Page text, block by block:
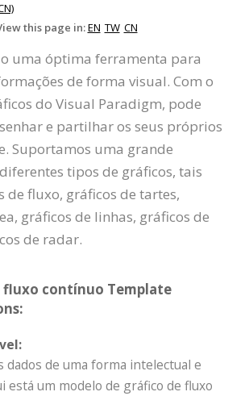
this page in:EN TW CN
uma óptima ferramenta para
de forma visual. Com o
do Visual Paradigm, pode
e partilhar os seus próprios
Suportamos uma grande
tipos de gráficos, tais
de fluxo, gráficos de tartes,
gráficos de linhas, gráficos de
de radar.
fluxo contínuo Template
dados de uma forma intelectual e
está um modelo de gráfico de fluxo